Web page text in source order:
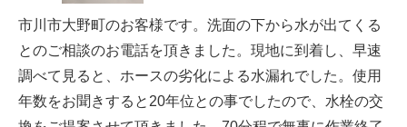
市川市大野町のお客様です。洗面の下から水が出てくる
とのご相談のお電話を頂きました。現地に到着し、早速
調べて見ると、ホースの劣化による水漏れでした。使用
年数をお聞きすると20年位との事でしたので、水栓の交